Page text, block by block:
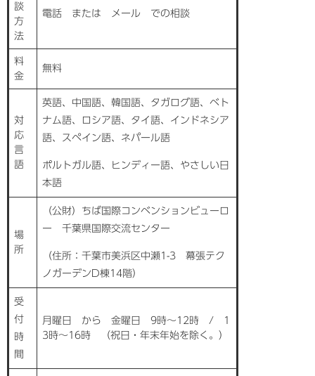
談
方
法
電話 または メール での相談
料
金
無料
対
応
言
語
英語、中国語、韓国語、タガログ語、ベト
ナム語、ロシア語、タイ語、インドネシア
語、スペイン語、ネパール語
ポルトガル語、ヒンディー語、やさしい日
本語
場
所
（公財）ちば国際コンベンションビューロ
ー 千葉県国際交流センター
（住所：千葉市美浜区中瀬1-3 幕張テク
ノガーデンD棟14階）
受
付
時
間
月曜日 から 金曜日 9時〜12時 / 1
3時〜16時 （祝日・年末年始を除く。）